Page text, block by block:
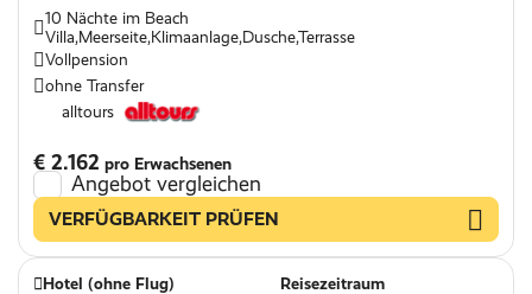
10 Nächte im Beach
Villa,Meerseite,Klimaanlage,Dusche,Terrasse
Vollpension
ohne Transfer
alltours
€ 2.162 pro Erwachsenen
Angebot vergleichen
VERFÜGBARKEIT PRÜFEN
Hotel (ohne Flug)
Reisezeitraum